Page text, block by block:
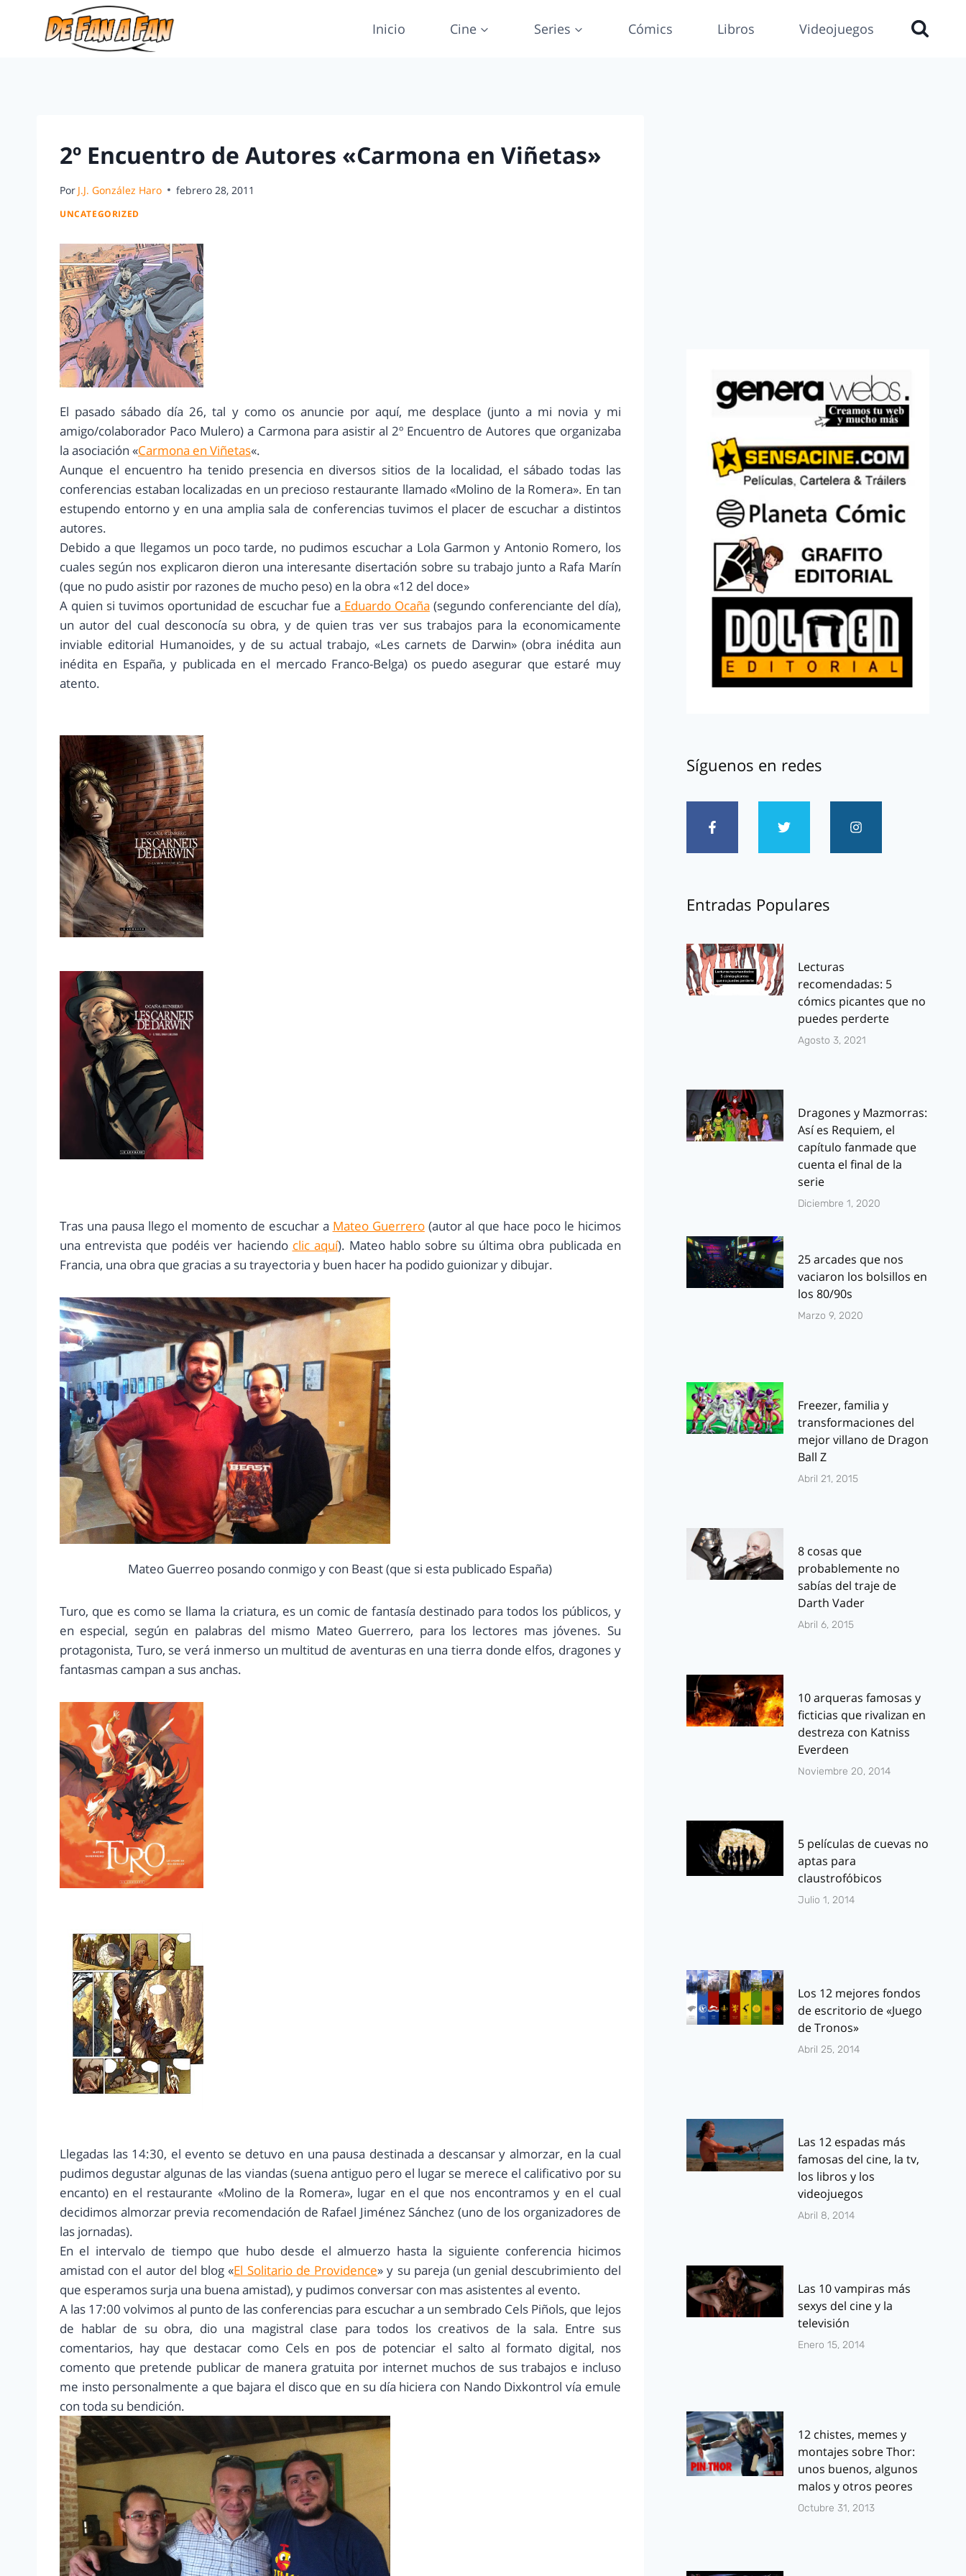
Inicio Cine Series Cómics Libros Videojuegos
2º Encuentro de Autores «Carmona en Viñetas»
Por J.J. González Haro febrero 28, 2011
UNCATEGORIZED
El pasado sábado día 26, tal y como os anuncie por aquí, me desplace (junto a mi novia y mi
amigo/colaborador Paco Mulero) a Carmona para asistir al 2º Encuentro de Autores que organizaba
la asociación «Carmona en Viñetas«.
Aunque el encuentro ha tenido presencia en diversos sitios de la localidad, el sábado todas las
conferencias estaban localizadas en un precioso restaurante llamado «Molino de la Romera». En tan
estupendo entorno y en una amplia sala de conferencias tuvimos el placer de escuchar a distintos
autores.
Debido a que llegamos un poco tarde, no pudimos escuchar a Lola Garmon y Antonio Romero, los
cuales según nos explicaron dieron una interesante disertación sobre su trabajo junto a Rafa Marín
(que no pudo asistir por razones de mucho peso) en la obra «12 del doce»
A quien si tuvimos oportunidad de escuchar fue a Eduardo Ocaña (segundo conferenciante del día),
un autor del cual desconocía su obra, y de quien tras ver sus trabajos para la economicamente
inviable editorial Humanoides, y de su actual trabajo, «Les carnets de Darwin» (obra inédita aun
inédita en España, y publicada en el mercado Franco-Belga) os puedo asegurar que estaré muy
atento.
Tras una pausa llego el momento de escuchar a Mateo Guerrero(autor al que hace poco le hicimos
una entrevista que podéis ver haciendo clic aquí). Mateo hablo sobre su última obra publicada en
Francia, una obra que gracias a su trayectoria y buen hacer ha podido guionizar y dibujar.
Mateo Guerreo posando conmigo y con Beast (que si esta publicado España)
Turo, que es como se llama la criatura, es un comic de fantasía destinado para todos los públicos, y
en especial, según en palabras del mismo Mateo Guerrero, para los lectores mas jóvenes. Su
protagonista, Turo, se verá inmerso un multitud de aventuras en una tierra donde elfos, dragones y
fantasmas campan a sus anchas.
Llegadas las 14:30, el evento se detuvo en una pausa destinada a descansar y almorzar, en la cual
pudimos degustar algunas de las viandas (suena antiguo pero el lugar se merece el calificativo por su
encanto) en el restaurante «Molino de la Romera», lugar en el que nos encontramos y en el cual
decidimos almorzar previa recomendación de Rafael Jiménez Sánchez (uno de los organizadores de
las jornadas).
En el intervalo de tiempo que hubo desde el almuerzo hasta la siguiente conferencia hicimos
amistad con el autor del blog «El Solitario de Providence» y su pareja (un genial descubrimiento del
que esperamos surja una buena amistad), y pudimos conversar con mas asistentes al evento.
A las 17:00 volvimos al punto de las conferencias para escuchar a un sembrado Cels Piñols, que lejos
de hablar de su obra, dio una magistral clase para todos los creativos de la sala. Entre sus
comentarios, hay que destacar como Cels en pos de potenciar el salto al formato digital, nos
comento que pretende publicar de manera gratuita por internet muchos de sus trabajos e incluso
me insto personalmente a que bajara el disco que en su día hiciera con Nando Dixkontrol vía emule
con toda su bendición.
Síguenos en redes
Entradas Populares
Lecturas
recomendadas: 5
cómics picantes que no
puedes perderte
Agosto 3, 2021
Dragones y Mazmorras:
Así es Requiem, el
capítulo fanmade que
cuenta el final de la
serie
Diciembre 1, 2020
25 arcades que nos
vaciaron los bolsillos en
los 80/90s
Marzo 9, 2020
Freezer, familia y
transformaciones del
mejor villano de Dragon
Ball Z
Abril 21, 2015
8 cosas que
probablemente no
sabías del traje de
Darth Vader
Abril 6, 2015
10 arqueras famosas y
ficticias que rivalizan en
destreza con Katniss
Everdeen
Noviembre 20, 2014
5 películas de cuevas no
aptas para
claustrofóbicos
Julio 1, 2014
Los 12 mejores fondos
de escritorio de «Juego
de Tronos»
Abril 25, 2014
Las 12 espadas más
famosas del cine, la tv,
los libros y los
videojuegos
Abril 8, 2014
Las 10 vampiras más
sexys del cine y la
televisión
Enero 15, 2014
12 chistes, memes y
montajes sobre Thor:
unos buenos, algunos
malos y otros peores
Octubre 31, 2013